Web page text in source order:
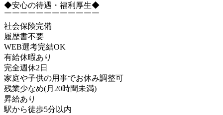
◆安心の待遇・福利厚生◆
￣￣￣￣￣￣￣￣￣￣￣￣
社会保険完備
履歴書不要
WEB選考完結OK
有給休暇あり
完全週休2日
家庭や子供の用事でお休み調整可
残業少なめ(月20時間未満)
昇給あり
駅から徒歩5分以内